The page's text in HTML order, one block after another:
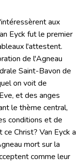
aux
Eyck fut le premier
l'attestent.
de l'Agneau
Saint-Bavon de
on voit de
et des anges
le thème central,
conditions et de
Christ? Van Eyck a
mort sur la
comme leur